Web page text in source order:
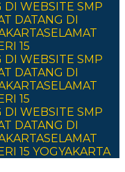
DI WEBSITE SMP
DATANG DI
SELAMAT
15
DI WEBSITE SMP
DATANG DI
SELAMAT
15
DI WEBSITE SMP
DATANG DI
SELAMAT
15 YOGYAKARTA